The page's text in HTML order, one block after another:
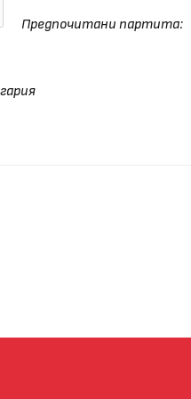
Предпочитани партита: